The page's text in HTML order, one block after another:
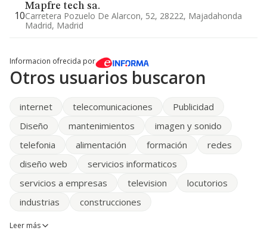
10
Mapfre tech sa.
Carretera Pozuelo De Alarcon, 52, 28222, Majadahonda
Madrid, Madrid
Informacion ofrecida por
Otros usuarios buscaron
internet telecomunicaciones
Publicidad
Diseño
mantenimientos
imagen y sonido
telefonia
alimentación formación
redes
diseño web
servicios informaticos
servicios a empresas
television
locutorios
industrias
construcciones
Leer más